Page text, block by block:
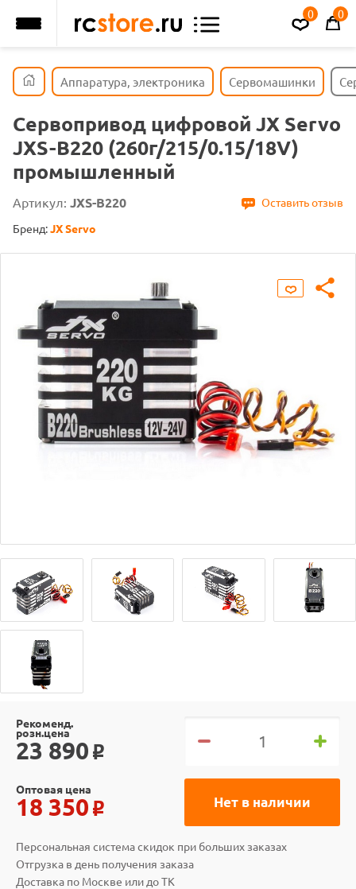
0 0
Аппаратура, электроника Сервомашинки
Сервопривод цифровой JX Servo
JXS-B220 (260г/215/0.15/18V)
промышленный
Артикул: JXS-B220
Оставить отзыв
Бренд:JX Servo
Рекоменд.
розн.цена
23 890 o
Нет в наличии
Оптовая цена
18 350 o
Персональная система скидок при больших заказах
Отгрузка в день получения заказа
Доставка по Москве или до ТК